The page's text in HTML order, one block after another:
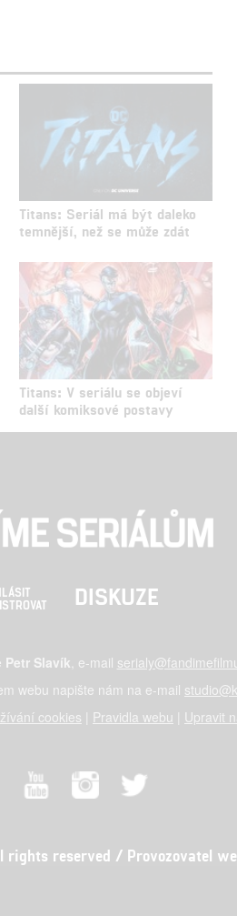
Titans: Seriál má být daleko
temnější, než se může zdát
Titans: V seriálu se objeví
další komiksové postavy
DISKUZE
Petr Slavík, e-mail
webu napište nám na e-mail
cookies Pravidla webu Upravit
reserved / Provozovatel